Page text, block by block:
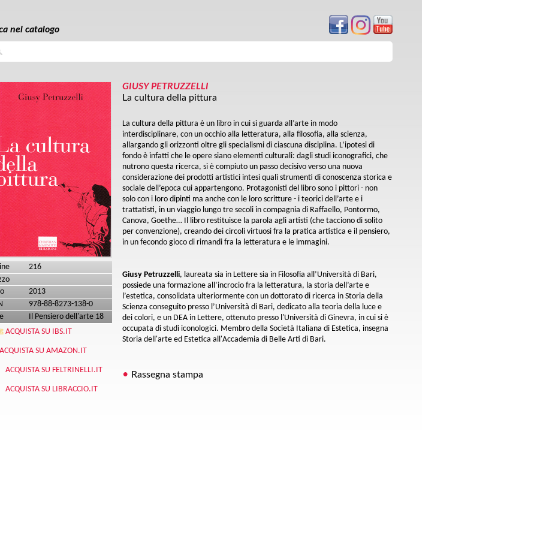
nel catalogo
216
2013
978-88-8273-138-0
Il Pensiero dell'arte 18
ACQUISTA SU IBS.IT
ACQUISTA SU AMAZON.IT
ACQUISTA SU FELTRINELLI.IT
ACQUISTA SU LIBRACCIO.IT
GIUSY PETRUZZELLI
La cultura della pittura
La cultura della pittura è un libro in cui si guarda all’arte in modo
interdisciplinare, con un occhio alla letteratura, alla filosofia, alla scienza,
allargando gli orizzonti oltre gli specialismi di ciascuna disciplina. L’ipotesi di
fondo è infatti che le opere siano elementi culturali: dagli studi iconografici, che
nutrono questa ricerca, si è compiuto un passo decisivo verso una nuova
considerazione dei prodotti artistici intesi quali strumenti di conoscenza storica e
sociale dell’epoca cui appartengono. Protagonisti del libro sono i pittori - non
solo con i loro dipinti ma anche con le loro scritture - i teorici dell’arte e i
trattatisti, in un viaggio lungo tre secoli in compagnia di Raffaello, Pontormo,
Canova, Goethe… Il libro restituisce la parola agli artisti (che tacciono di solito
per convenzione), creando dei circoli virtuosi fra la pratica artistica e il pensiero,
in un fecondo gioco di rimandi fra la letteratura e le immagini.
Giusy Petruzzelli, laureata sia in Lettere sia in Filosofia all’Università di Bari,
possiede una formazione all’incrocio fra la letteratura, la storia dell’arte e
l’estetica, consolidata ulteriormente con un dottorato di ricerca in Storia della
Scienza conseguito presso l’Università di Bari, dedicato alla teoria della luce e
dei colori, e un DEA in Lettere, ottenuto presso l'Università di Ginevra, in cui si è
occupata di studi iconologici. Membro della Società Italiana di Estetica, insegna
Storia dell'arte ed Estetica all'Accademia di Belle Arti di Bari.
Rassegna stampa